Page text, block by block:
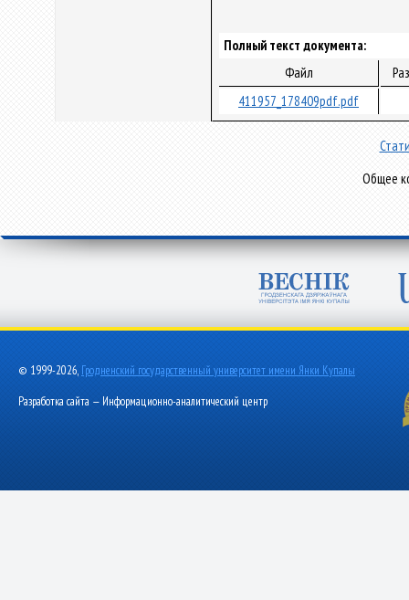
Полный текст документа:
Файл
411957_178409pdf.pdf
Общее
© 1999-2026, Гродненский государственный университет имени Янки Купалы
Разработка сайта — Информационно-аналитический центр